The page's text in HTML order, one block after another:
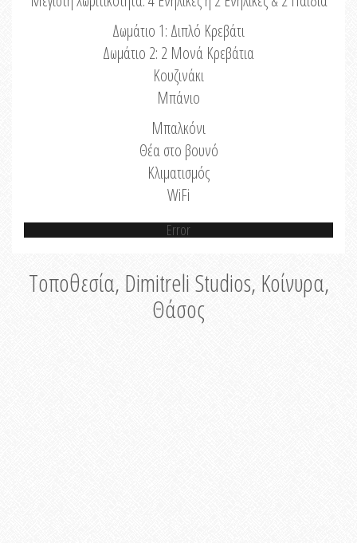
Δωμάτιο 1: Διπλό Κρεβάτι
Δωμάτιο 2: 2 Μονά Κρεβάτια
Κουζινάκι
Μπάνιο
Μπαλκόνι
Θέα στο βουνό
Κλιματισμός
WiFi
Error
Τοποθεσία, Dimitreli Studios, Κοίνυρα,
Θάσος